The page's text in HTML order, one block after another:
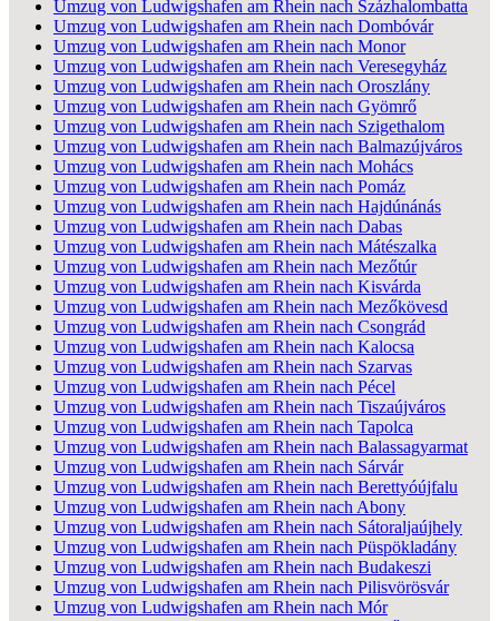
Umzug von Ludwigshafen am Rhein nach Százhalombatta
Umzug von Ludwigshafen am Rhein nach Dombóvár
Umzug von Ludwigshafen am Rhein nach Monor
Umzug von Ludwigshafen am Rhein nach Veresegyház
Umzug von Ludwigshafen am Rhein nach Oroszlány
Umzug von Ludwigshafen am Rhein nach Gyömrő
Umzug von Ludwigshafen am Rhein nach Szigethalom
Umzug von Ludwigshafen am Rhein nach Balmazújváros
Umzug von Ludwigshafen am Rhein nach Mohács
Umzug von Ludwigshafen am Rhein nach Pomáz
Umzug von Ludwigshafen am Rhein nach Hajdúnánás
Umzug von Ludwigshafen am Rhein nach Dabas
Umzug von Ludwigshafen am Rhein nach Mátészalka
Umzug von Ludwigshafen am Rhein nach Mezőtúr
Umzug von Ludwigshafen am Rhein nach Kisvárda
Umzug von Ludwigshafen am Rhein nach Mezőkövesd
Umzug von Ludwigshafen am Rhein nach Csongrád
Umzug von Ludwigshafen am Rhein nach Kalocsa
Umzug von Ludwigshafen am Rhein nach Szarvas
Umzug von Ludwigshafen am Rhein nach Pécel
Umzug von Ludwigshafen am Rhein nach Tiszaújváros
Umzug von Ludwigshafen am Rhein nach Tapolca
Umzug von Ludwigshafen am Rhein nach Balassagyarmat
Umzug von Ludwigshafen am Rhein nach Sárvár
Umzug von Ludwigshafen am Rhein nach Berettyóújfalu
Umzug von Ludwigshafen am Rhein nach Abony
Umzug von Ludwigshafen am Rhein nach Sátoraljaújhely
Umzug von Ludwigshafen am Rhein nach Püspökladány
Umzug von Ludwigshafen am Rhein nach Budakeszi
Umzug von Ludwigshafen am Rhein nach Pilisvörösvár
Umzug von Ludwigshafen am Rhein nach Mór